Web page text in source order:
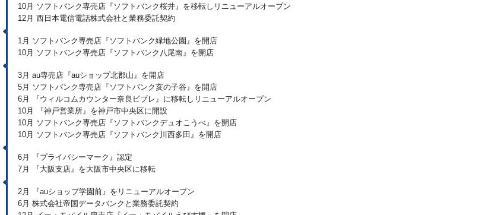
10月 ソフトバンク専売店『ソフトバンク桜井』を移転しリニューアルオープン
12月 西日本電信電話株式会社と業務委託契約
1月 ソフトバンク専売店『ソフトバンク緑地公園』を開店
10月 ソフトバンク専売店『ソフトバンク八尾南』を開店
3月 au専売店『auショップ北郡山』を開店
5月 ソフトバンク専売店『ソフトバンク亥の子谷』を開店
6月 『ウィルコムカウンター奈良ビブレ』に移転しリニューアルオープン
10月 『神戸営業所』を神戸市中央区に開設
10月 ソフトバンク専売店『ソフトバンクデュオこうべ』を開店
10月 ソフトバンク専売店『ソフトバンク川西多田』を開店
6月 『プライバシーマーク』認定
7月 『大阪支店』を大阪市中央区に移転
2月 『auショップ学園前』をリニューアルオープン
6月 株式会社帝国データバンクと業務委託契約